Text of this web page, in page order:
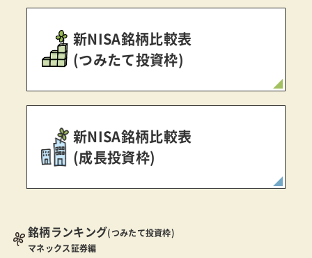
新NISA銘柄比較表
(つみたて投資枠)
新NISA銘柄比較表
(成長投資枠)
銘柄ランキング(つみたて投資枠)
マネックス証券編